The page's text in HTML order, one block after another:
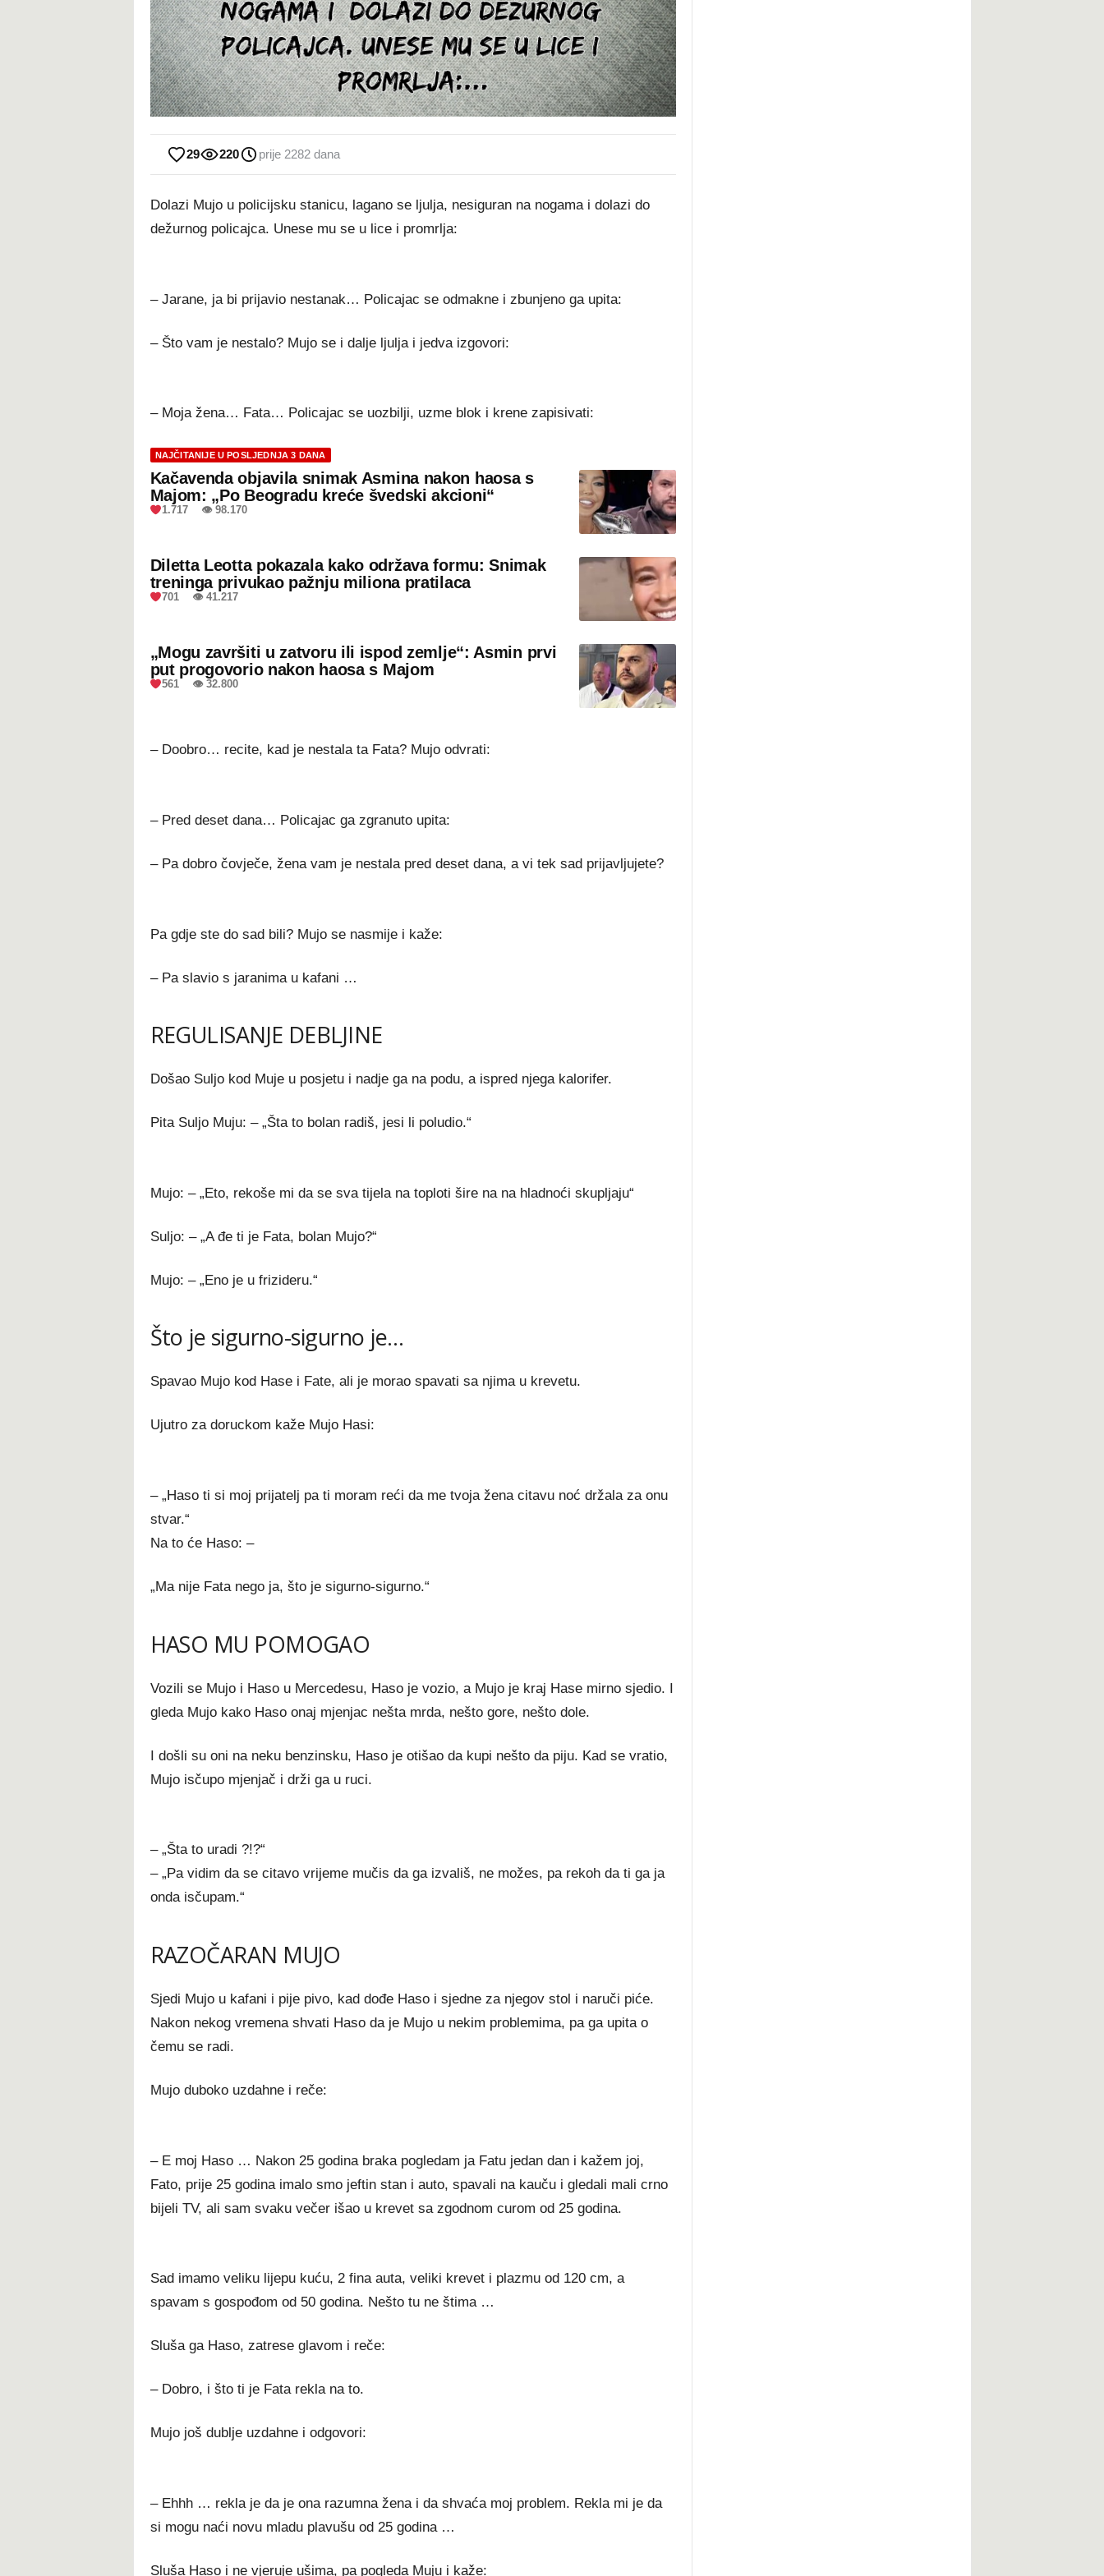
29 220 prije 2282 dana
Dolazi Mujo u policijsku stanicu, lagano se ljulja, nesiguran na nogama i dolazi do
dežurnog policajca. Unese mu se u lice i promrlja:
– Jarane, ja bi prijavio nestanak… Policajac se odmakne i zbunjeno ga upita:
– Što vam je nestalo? Mujo se i dalje ljulja i jedva izgovori:
– Moja žena… Fata… Policajac se uozbilji, uzme blok i krene zapisivati:
NAJČITANIJE U POSLJEDNJA 3 DANA
Kačavenda objavila snimak Asmina nakon haosa s
Majom: „Po Beogradu kreće švedski akcioni“
1.717 👁 98.170
Diletta Leotta pokazala kako održava formu: Snimak
treninga privukao pažnju miliona pratilaca
701 👁 41.217
„Mogu završiti u zatvoru ili ispod zemlje“: Asmin prvi
put progovorio nakon haosa s Majom
561 👁 32.800
– Doobro… recite, kad je nestala ta Fata? Mujo odvrati:
– Pred deset dana… Policajac ga zgranuto upita:
– Pa dobro čovječe, žena vam je nestala pred deset dana, a vi tek sad prijavljujete?
Pa gdje ste do sad bili? Mujo se nasmije i kaže:
– Pa slavio s jaranima u kafani …
REGULISANJE DEBLJINE
Došao Suljo kod Muje u posjetu i nadje ga na podu, a ispred njega kalorifer.
Pita Suljo Muju: – „Šta to bolan radiš, jesi li poludio.“
Mujo: – „Eto, rekoše mi da se sva tijela na toploti šire na na hladnoći skupljaju“
Suljo: – „A đe ti je Fata, bolan Mujo?“
Mujo: – „Eno je u frizideru.“
Što je sigurno-sigurno je…
Spavao Mujo kod Hase i Fate, ali je morao spavati sa njima u krevetu.
Ujutro za doruckom kaže Mujo Hasi:
– „Haso ti si moj prijatelj pa ti moram reći da me tvoja žena citavu noć držala za onu
stvar.“
Na to će Haso: –
„Ma nije Fata nego ja, što je sigurno-sigurno.“
HASO MU POMOGAO
Vozili se Mujo i Haso u Mercedesu, Haso je vozio, a Mujo je kraj Hase mirno sjedio. I
gleda Mujo kako Haso onaj mjenjac nešta mrda, nešto gore, nešto dole.
I došli su oni na neku benzinsku, Haso je otišao da kupi nešto da piju. Kad se vratio,
Mujo isčupo mjenjač i drži ga u ruci.
– „Šta to uradi ?!?“
– „Pa vidim da se citavo vrijeme mučis da ga izvališ, ne možes, pa rekoh da ti ga ja
onda isčupam.“
RAZOČARAN MUJO
Sjedi Mujo u kafani i pije pivo, kad dođe Haso i sjedne za njegov stol i naruči piće.
Nakon nekog vremena shvati Haso da je Mujo u nekim problemima, pa ga upita o
čemu se radi.
Mujo duboko uzdahne i reče:
– E moj Haso … Nakon 25 godina braka pogledam ja Fatu jedan dan i kažem joj,
Fato, prije 25 godina imalo smo jeftin stan i auto, spavali na kauču i gledali mali crno
bijeli TV, ali sam svaku večer išao u krevet sa zgodnom curom od 25 godina.
Sad imamo veliku lijepu kuću, 2 fina auta, veliki krevet i plazmu od 120 cm, a
spavam s gospođom od 50 godina. Nešto tu ne štima …
Sluša ga Haso, zatrese glavom i reče:
– Dobro, i što ti je Fata rekla na to.
Mujo još dublje uzdahne i odgovori:
– Ehhh … rekla je da je ona razumna žena i da shvaća moj problem. Rekla mi je da
si mogu naći novu mladu plavušu od 25 godina …
Sluša Haso i ne vjeruje ušima, pa pogleda Muju i kaže: